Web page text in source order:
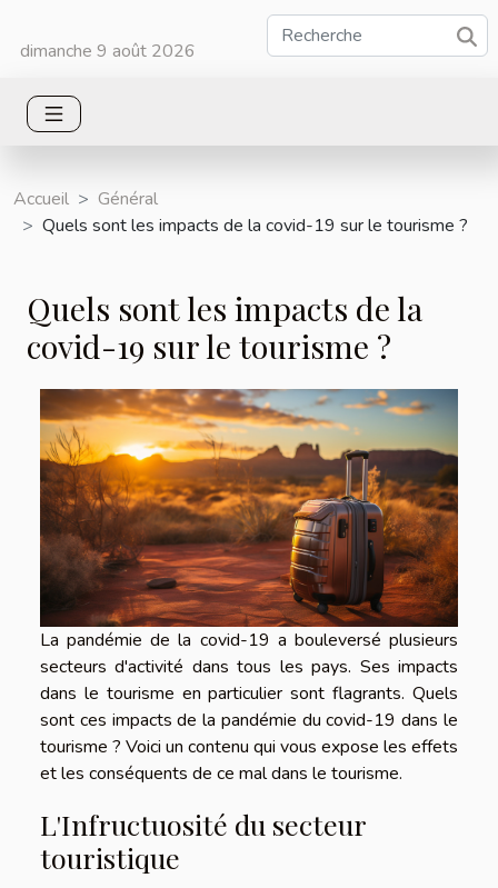
dimanche 9 août 2026
Accueil
Général
Quels sont les impacts de la covid-19 sur le tourisme ?
Quels sont les impacts de la
covid-19 sur le tourisme ?
La pandémie de la covid-19 a bouleversé plusieurs
secteurs d'activité dans tous les pays. Ses impacts
dans le tourisme en particulier sont flagrants. Quels
sont ces impacts de la pandémie du covid-19 dans le
tourisme ? Voici un contenu qui vous expose les effets
et les conséquents de ce mal dans le tourisme.
L'Infructuosité du secteur
touristique